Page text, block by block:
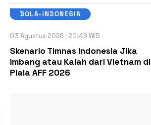
BOLA-INDONESIA
03 Agustus 2026 | 20:49 WIB
Skenario Timnas Indonesia Jika
Imbang atau Kalah dari Vietnam di
Piala AFF 2026